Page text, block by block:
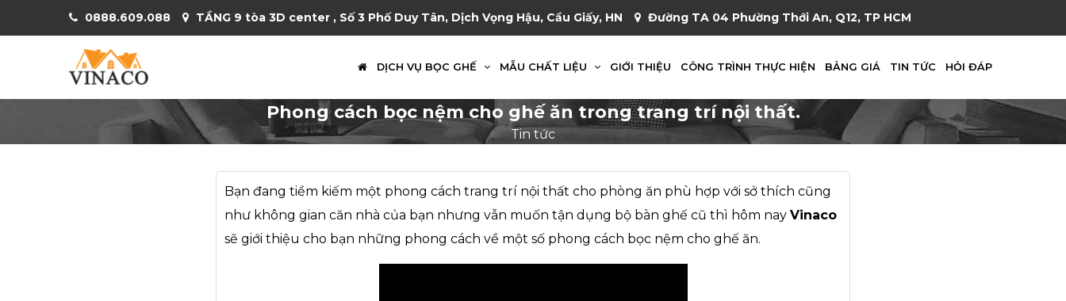
0888.609.088 TẦNG 9 tòa 3D center , Số 3 Phố Duy Tân, Dịch Vọng Hậu, Cầu Giấy, HN Đường TA 04 Phường Thới An, Q12, TP HCM
DỊCH VỤ BỌC GHẾ MẪU CHẤT LIỆU GIỚI THIỆU CÔNG TRÌNH THỰC HIỆN BẢNG GIÁ TIN TỨC HỎI ĐÁP
Phong cách bọc nệm cho ghế ăn trong trang trí nội thất.
Tin tức
Bạn đang tiềm kiếm một phong cách trang trí nội thất cho phòng ăn phù hợp với sở thích cũng
như không gian căn nhà của bạn nhưng vẫn muốn tận dụng bộ bàn ghế cũ thì hôm nay Vinaco
sẽ giới thiệu cho bạn những phong cách về một số phong cách bọc nệm cho ghế ăn.